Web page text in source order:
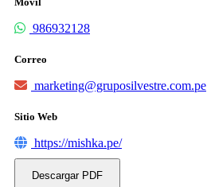
986932128
Correo
marketing@gruposilvestre.com.pe
Sitio Web
https://mishka.pe/
Descargar PDF